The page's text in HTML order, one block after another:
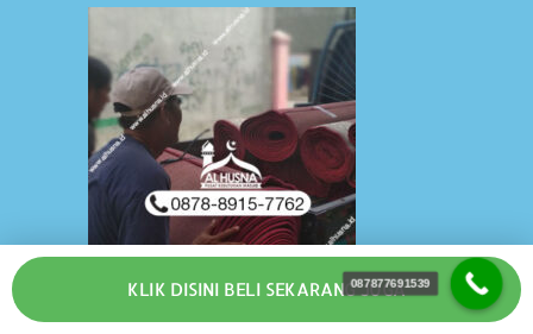
KLIK DISINI BELI SEKARANG JUGA
087877691539